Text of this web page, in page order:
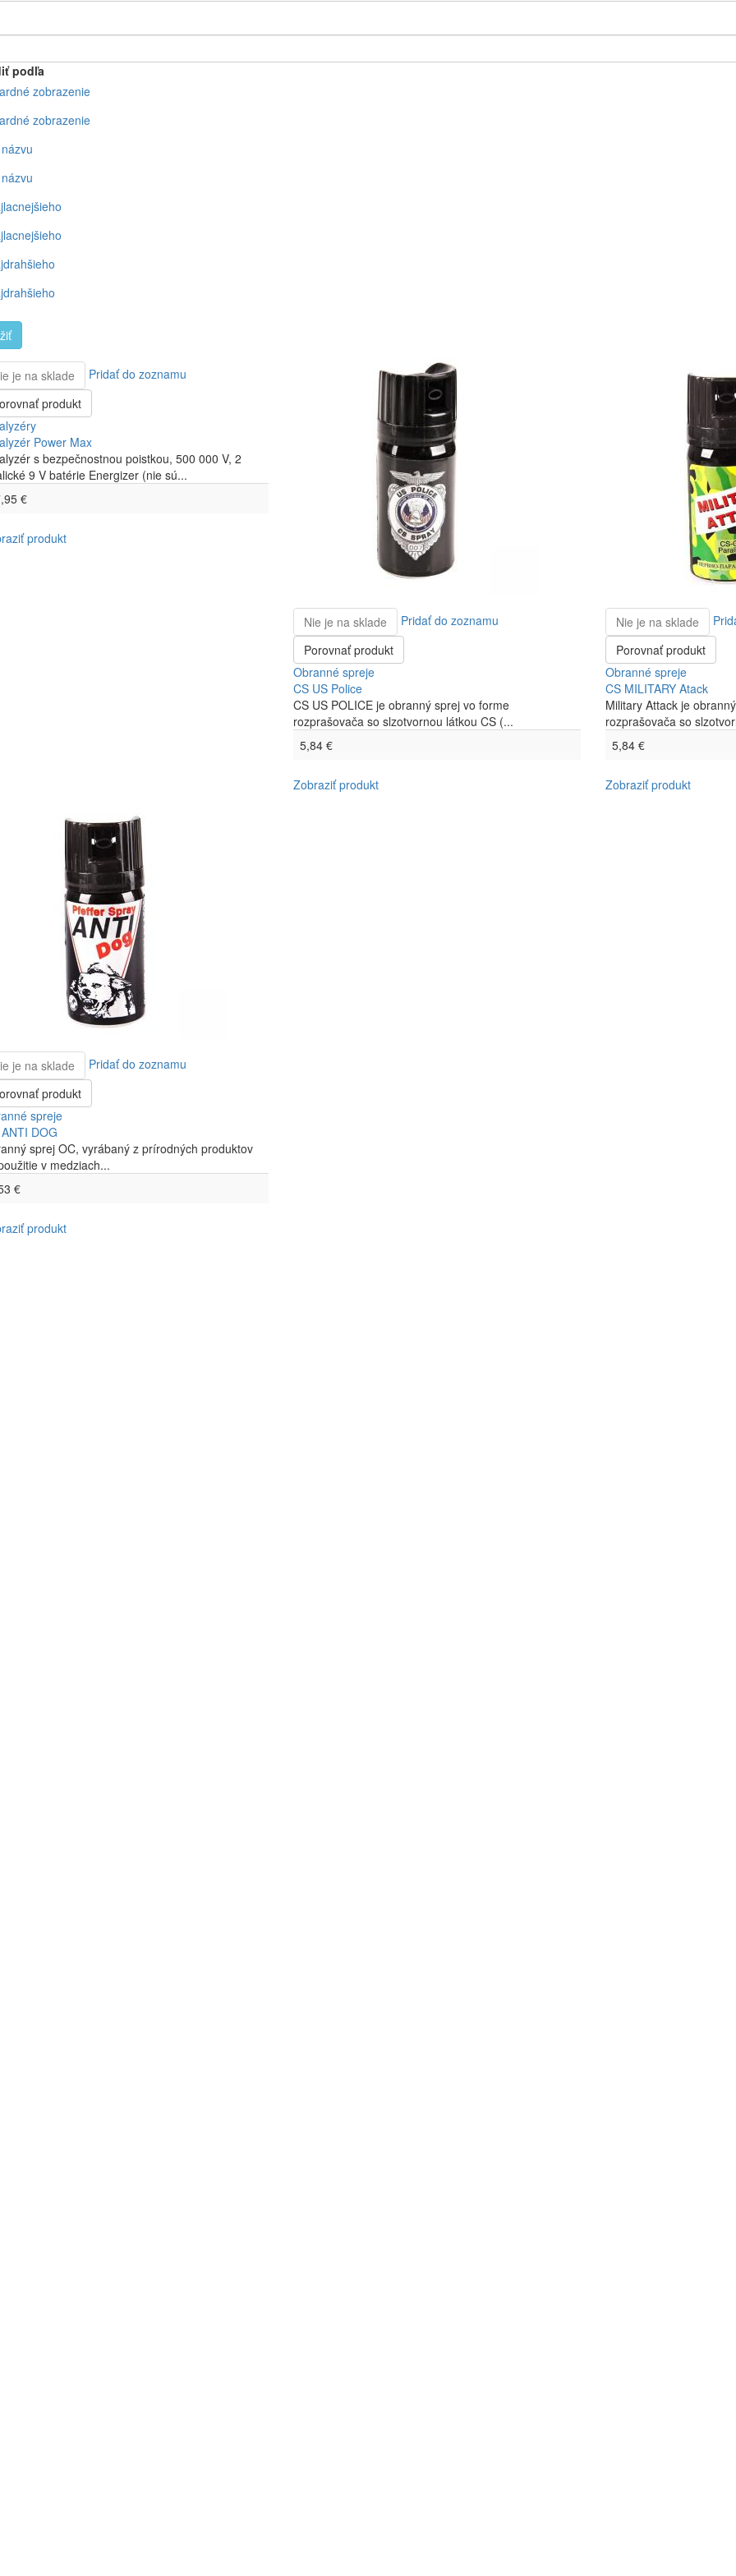
podľa
zobrazenie
zobrazenie
je na sklade
Pridať do zoznamu
produkt
Power Max
s bezpečnostnou poistkou, 500 000 V, 2
9 V batérie Energizer (nie sú...
€
produkt
Nie je na sklade
Pridať do zoznamu
Porovnať produkt
Obranné spreje
CS US Police
CS US POLICE je obranný sprej vo forme
rozprašovača so slzotvornou látkou CS (...
5,84 €
Zobraziť produkt
Nie je na sklade
Porovnať produkt
Obranné spreje
CS MILITARY Atack
Military Attack je
rozprašovača so
5,84 €
Zobraziť produkt
je na sklade
Pridať do zoznamu
produkt
spreje
DOG
sprej OC, vyrábaný z prírodných produktov
v medziach...
€
produkt